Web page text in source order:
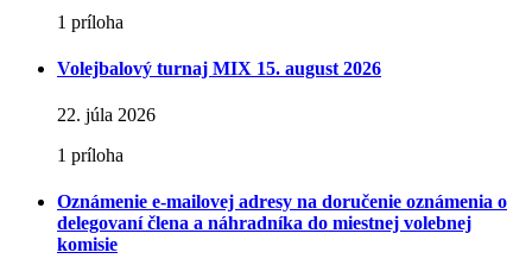
1 príloha
Volejbalový turnaj MIX 15. august 2026
22. júla 2026
1 príloha
Oznámenie e-mailovej adresy na doručenie oznámenia o
delegovaní člena a náhradníka do miestnej volebnej
komisie